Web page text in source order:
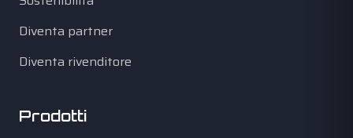
Diventa partner
Diventa rivenditore
Prodotti